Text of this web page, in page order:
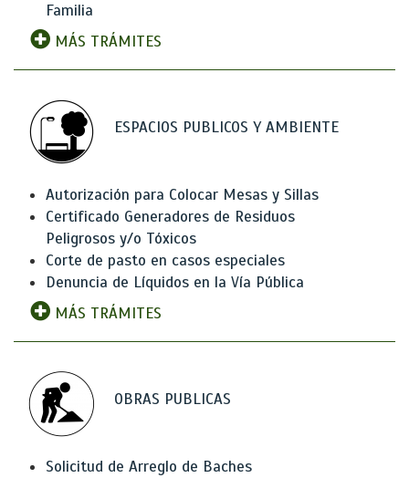
Familia
MÁS TRÁMITES
ESPACIOS PUBLICOS Y AMBIENTE
Autorización para Colocar Mesas y Sillas
Certificado Generadores de Residuos
Peligrosos y/o Tóxicos
Corte de pasto en casos especiales
Denuncia de Líquidos en la Vía Pública
MÁS TRÁMITES
OBRAS PUBLICAS
Solicitud de Arreglo de Baches